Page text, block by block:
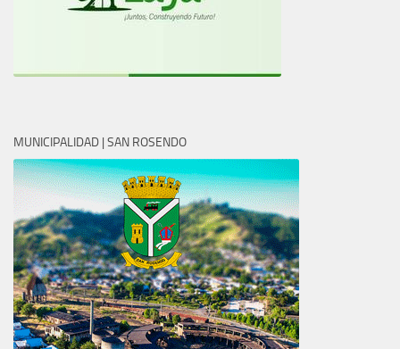
MUNICIPALIDAD | SAN ROSENDO